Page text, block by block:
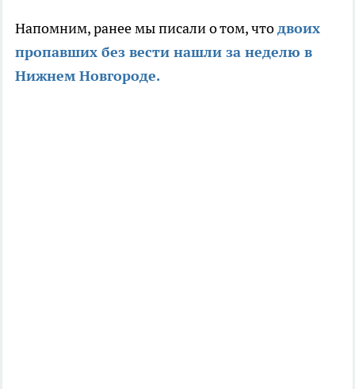
Напомним, ранее мы писали о том, чтодвоих
пропавших без вести нашли за неделю в
Нижнем Новгороде.